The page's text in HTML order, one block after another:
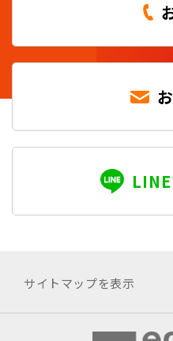
サイトマップを表示